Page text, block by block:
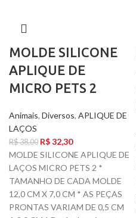
MOLDE SILICONE
APLIQUE DE
MICRO PETS 2
Animais, Diversos, APLIQUE DE
LAÇOS
R$38,00 R$32,30
MOLDE SILICONE APLIQUE DE
LAÇOS MICRO PETS 2 *
TAMANHO DE CADA MOLDE
12,0 CM X 7,0 CM * AS PEÇAS
PRONTAS VARIAM DE 0,5 CM